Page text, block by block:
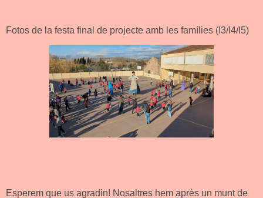
Fotos de la festa final de projecte amb les famílies (I3/I4/I5)
Esperem que us agradin! Nosaltres hem après un munt de